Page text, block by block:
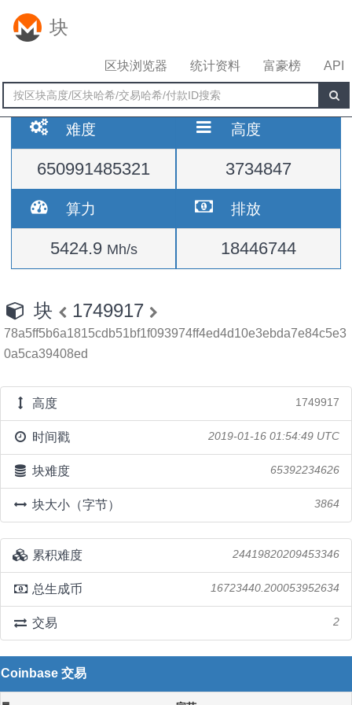
块
区块浏览器 统计资料 富豪榜 API
难度
650991485321
高度
3734847
算力
5424.9 Mh/s
排放
18446744
块 1749917
78a5ff5b6a1815cdb51bf1f093974ff4ed4d10e3ebda7e84c5e3
0a5ca39408ed
高度 1749917
时间戳 2019-01-16 01:54:49 UTC
块难度 65392234626
块大小（字节） 3864
累积难度 24419820209453346
总生成币 16723440.200053952634
交易 2
Coinbase 交易